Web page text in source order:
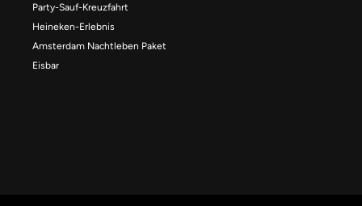
Party-Sauf-Kreuzfahrt
Heineken-Erlebnis
Amsterdam Nachtleben Paket
Eisbar